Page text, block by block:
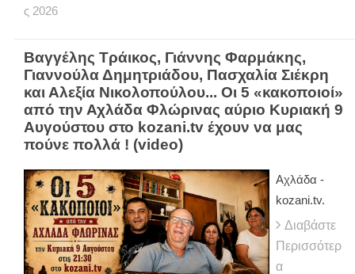
ς 2026
Βαγγέλης Τράικος, Γιάννης Φαρμάκης,
Γιαννούλα Δημητριάδου, Πασχαλία Σιέκρη
και Αλεξία Νικολοπούλου... Οι 5 «κακοποιοί»
από την Αχλάδα Φλώρινας αύριο Κυριακή 9
Αυγούστου στο kozani.tv έχουν να μας
πούνε πολλά ! (video)
Αχλάδα -
kozani.tv.
Διαβάστε
Περισσότερ
α